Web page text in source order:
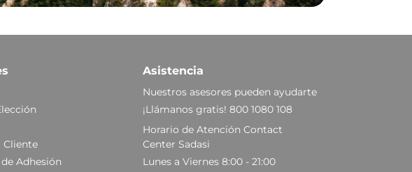
Cliente
Adhesión
Asistencia
Nuestros asesores pueden ayudarte
¡Llámanos gratis! 800 1080 108
Horario de Atención Contact
Center Sadasi
Lunes a Viernes 8:00 - 21:00